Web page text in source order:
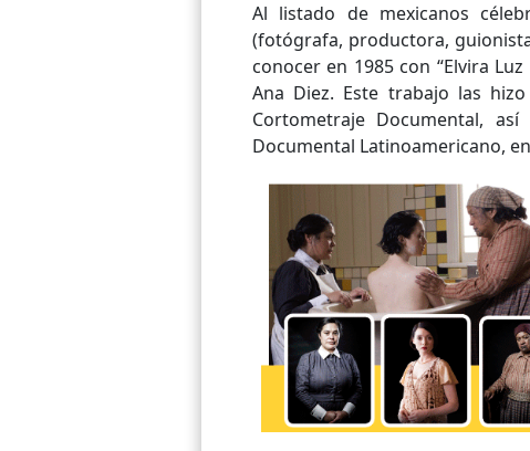
Al listado de mexicanos
(fotógrafa, productora,
conocer en 1985 con “Elvira
Ana Diez. Este trabajo las
Cortometraje Documental,
Documental Latinoamericano,